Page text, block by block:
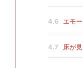
4.6 エモ
4.7 床が